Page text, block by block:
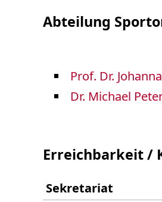
Abteilung
Prof. Dr.
Dr. Michael
Erreichbarkeit /
Sekretariat